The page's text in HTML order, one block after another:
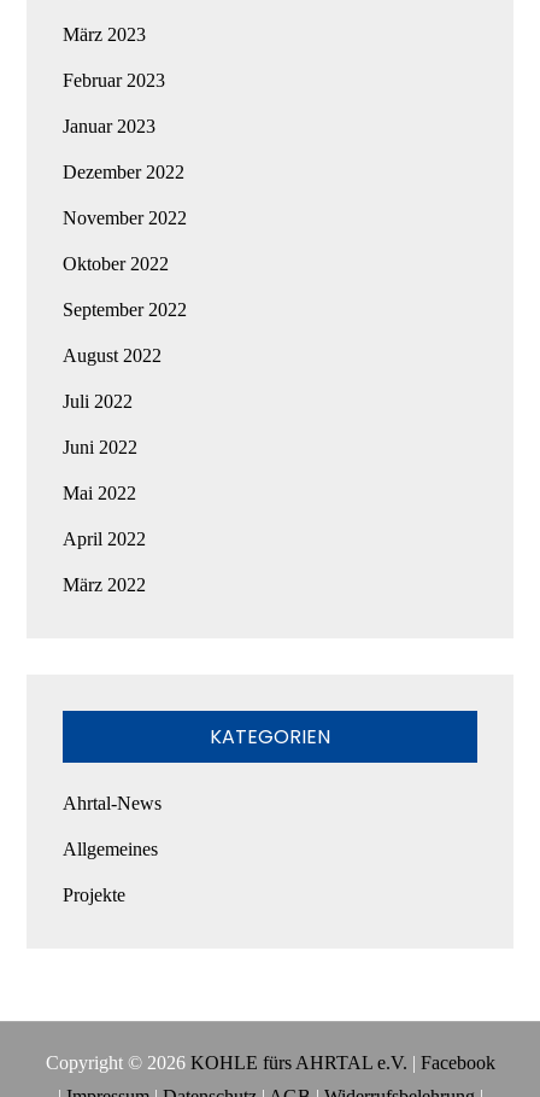
März 2023
Februar 2023
Januar 2023
Dezember 2022
November 2022
Oktober 2022
September 2022
August 2022
Juli 2022
Juni 2022
Mai 2022
April 2022
März 2022
KATEGORIEN
Ahrtal-News
Allgemeines
Projekte
Copyright © 2026 KOHLE fürs AHRTAL e.V. | Facebook